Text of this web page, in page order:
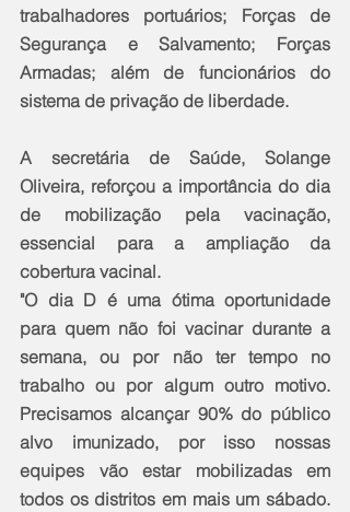
trabalhadores portuários; Forças de
Segurança e Salvamento; Forças
Armadas; além de funcionários do
sistema de privação de liberdade.
A secretária de Saúde, Solange
Oliveira, reforçou a importância do dia
de mobilização pela vacinação,
essencial para a ampliação da
cobertura vacinal.
"O dia D é uma ótima oportunidade
para quem não foi vacinar durante a
semana, ou por não ter tempo no
trabalho ou por algum outro motivo.
Precisamos alcançar 90% do público
alvo imunizado, por isso nossas
equipes vão estar mobilizadas em
todos os distritos em mais um sábado.